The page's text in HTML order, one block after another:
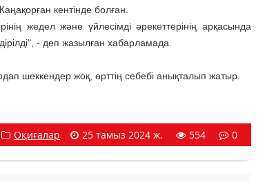
кентінде болған.
жедел және үйлесімді әрекеттерінің арқасында
- деп жазылған хабарламада.
шеккендер жоқ, өрттің себебі анықталып жатыр.
Оқиғалар 25 тамыз 2024 ж. 554 0